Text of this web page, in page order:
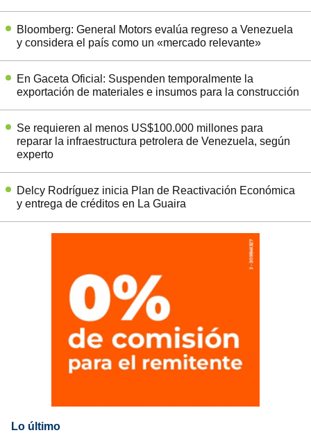
Bloomberg: General Motors evalúa regreso a Venezuela
y considera el país como un «mercado relevante»
En Gaceta Oficial: Suspenden temporalmente la
exportación de materiales e insumos para la construcción
Se requieren al menos US$100.000 millones para
reparar la infraestructura petrolera de Venezuela, según
experto
Delcy Rodríguez inicia Plan de Reactivación Económica
y entrega de créditos en La Guaira
Lo último